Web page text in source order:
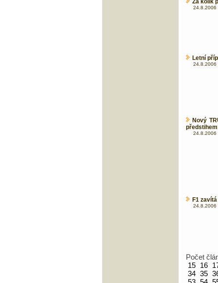
Za kolik
24.8.2006
Letní
24.8.2006
Nový
předstihem
24.8.2006
F1
24.8.2006
Počet
15 16
34 35